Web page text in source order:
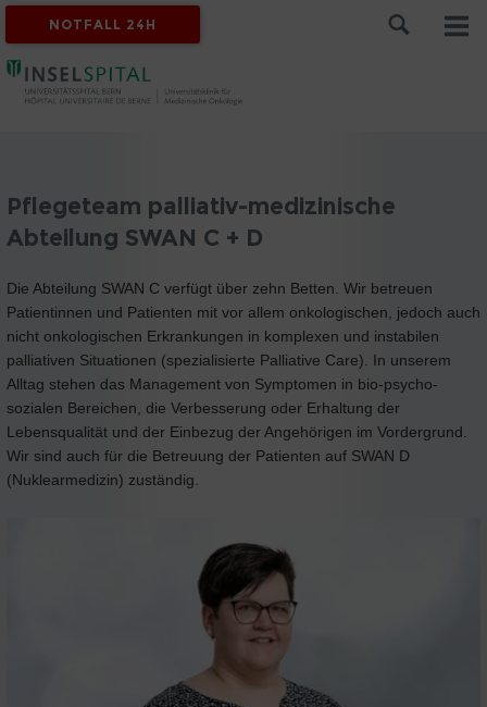
NOTFALL 24H
Pflegeteam palliativ-medizinische
Abteilung SWAN C + D
Die Abteilung SWAN C verfügt über zehn Betten. Wir betreuen
Patientinnen und Patienten mit vor allem onkologischen, jedoch auch
nicht onkologischen Erkrankungen in komplexen und instabilen
palliativen Situationen (spezialisierte Palliative Care). In unserem
Alltag stehen das Management von Symptomen in bio-psycho-
sozialen Bereichen, die Verbesserung oder Erhaltung der
Lebensqualität und der Einbezug der Angehörigen im Vordergrund.
Wir sind auch für die Betreuung der Patienten auf SWAN D
(Nuklearmedizin) zuständig.